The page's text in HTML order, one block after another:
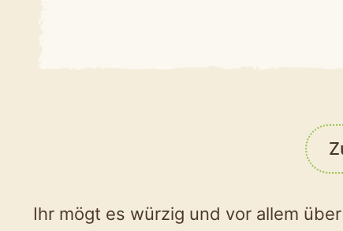
Ihr mögt es würzig und vor allem